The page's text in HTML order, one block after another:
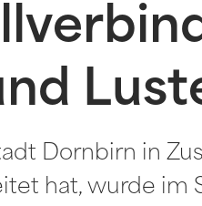
Dornbirn in
hat, wurde im